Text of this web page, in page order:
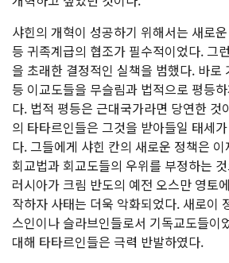
샤힌의 개혁이 성공하기 위해서는 새로
등 귀족계급의 협조가 필수적이었다. 그
을 초래한 결정적인 실책을 범했다. 바로
등 이교도들을 무슬림과 법적으로 평등
다. 법적 평등은 근대국가라면 당연한 것
의 타타르인들은 그것을 받아들일 태세
다. 그들에게 샤힌 칸의 새로운 정책은
회교법과 회교도들의 우위를 부정하는
러시아가 크림 반도의 예전 오스만 영토
작하자 사태는 더욱 악화되었다. 새로이
스인이나 슬라브인들로서 기독교도들이
대해 타타르인들은 극력 반발하였다.